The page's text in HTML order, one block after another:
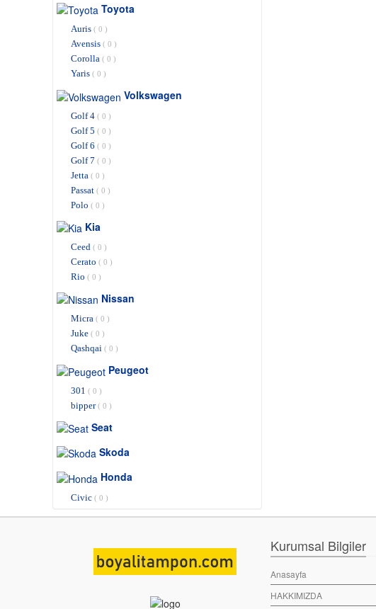
Toyota
Auris ( 0 )
Avensis ( 0 )
Corolla ( 0 )
Yaris ( 0 )
Volkswagen
Golf 4 ( 0 )
Golf 5 ( 0 )
Golf 6 ( 0 )
Golf 7 ( 0 )
Jetta ( 0 )
Passat ( 0 )
Polo ( 0 )
Kia
Ceed ( 0 )
Cerato ( 0 )
Rio ( 0 )
Nissan
Micra ( 0 )
Juke ( 0 )
Qashqai ( 0 )
Peugeot
301 ( 0 )
bipper( 0 )
Seat
Skoda
Honda
Civic ( 0 )
Kurumsal Bilgiler
Anasayfa
HAKKIMIZDA